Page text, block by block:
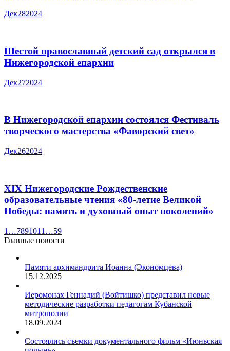
Дек282024
Шестой православный детский сад открылся в
Нижегородской епархии
Дек272024
В Нижегородской епархии состоялся Фестиваль
творческого мастерства «Фаворский свет»
Дек262024
XIX Нижегородские Рождественские
образовательные чтения «80-летие Великой
Победы: память и духовный опыт поколений»
1 …7891011 …59
Главные новости
Памяти архимандрита Иоанна (Экономцева)
15.12.2025
Иеромонах Геннадий (Войтишко) представил новые
методические разработки педагогам Кубанской
митрополии
18.09.2024
Состоялись съемки документального фильм «Июньская